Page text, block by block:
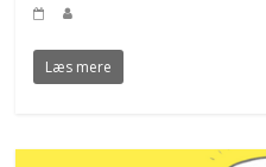
Læs mere